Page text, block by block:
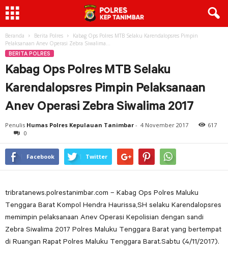
Beranda Berita Polres
Kabag Ops Polres MTB Selaku Karendalopsres Pimpin
Pelaksanaan Anev Operasi Zebra Siwalima...
BERITA POLRES
Kabag Ops Polres MTB Selaku
Karendalopsres Pimpin Pelaksanaan
Anev Operasi Zebra Siwalima 2017
Penulis Humas Polres Kepulauan Tanimbar - 4 November 2017
617
0
Facebook Twitter
tribratanews.polrestanimbar.com – Kabag Ops Polres Maluku
Tenggara Barat Kompol Hendra Haurissa,SH selaku Karendalopsres
memimpin pelaksanaan Anev Operasi Kepolisian dengan sandi
Zebra Siwalima 2017 Polres Maluku Tenggara Barat yang bertempat
di Ruangan Rapat Polres Maluku Tenggara Barat.Sabtu (4/11/2017).